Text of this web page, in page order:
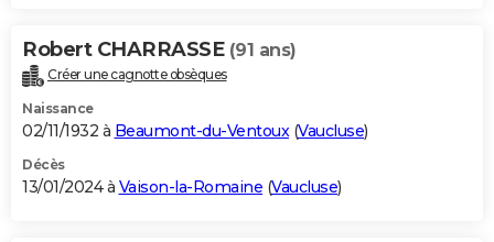
Robert CHARRASSE (91 ans)
Créer une cagnotte obsèques
Naissance
02/11/1932 à Beaumont-du-Ventoux(Vaucluse)
Décès
13/01/2024 à Vaison-la-Romaine (Vaucluse)